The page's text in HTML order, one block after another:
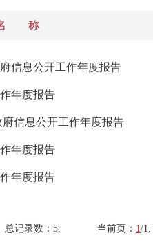
称
信息公开工作年度报告
年度报告
信息公开工作年度报告
年度报告
年度报告
总记录数：5, 当前页： 1/1,